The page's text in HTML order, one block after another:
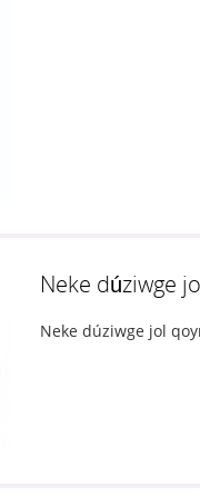
Neke dúziwge
Neke dúziwge jol